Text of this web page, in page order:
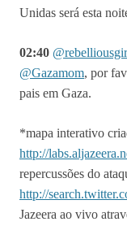
Unidas será esta
02:40 @
@Gazamom, por
pais em Gaza.
*mapa interativo
http://
repercussões do
http://
Jazeera ao vivo